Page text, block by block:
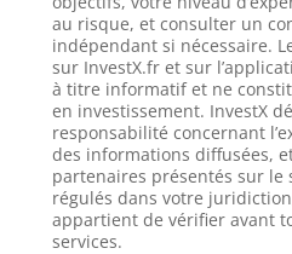
au risque, et consulter un
indépendant si nécessaire.
sur InvestX.fr et sur
à titre informatif et ne
en investissement. InvestX
responsabilité concernant
des informations diffusées,
partenaires présentés sur le
régulés dans votre
appartient de vérifier avant
services.